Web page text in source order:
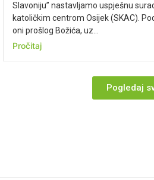
Slavoniju” nastavljamo uspješnu
katoličkim centrom Osijek (SKAC).
oni prošlog Božića, uz...
Pročitaj
Pogledaj